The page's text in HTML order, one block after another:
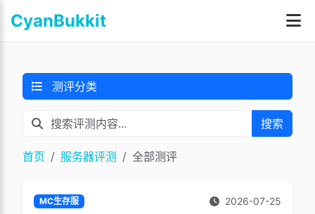
CyanBukkit
测评分类
搜索
首页 服务器评测 全部测评
MC生存服 2026-07-25